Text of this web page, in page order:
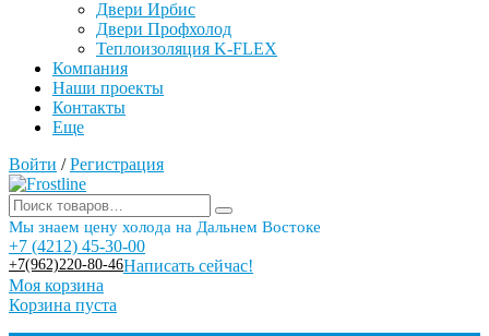
Двери Ирбис
Двери Профхолод
Теплоизоляция K-FLEX
Компания
Наши проекты
Контакты
Еще
Войти / Регистрация
Мы знаем цену холода на Дальнем Востоке
+7 (4212) 45-30-00
+7(962)220-80-46Написать сейчас!
Моя корзина
Корзина пуста